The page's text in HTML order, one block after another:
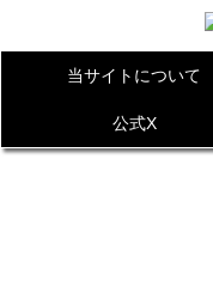
当サイトについて
公式X